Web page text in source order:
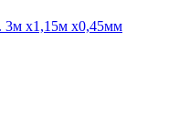
х1,15м х0,45мм